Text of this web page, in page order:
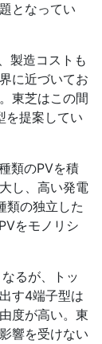
となってい
製造コストも
に近づいてお
東芝はこの間
を提案してい
類のPVを積
し、高い発電
類の独立した
をモノリシ
るが、トッ
す4端子型は
度が高い。東
響を受けない